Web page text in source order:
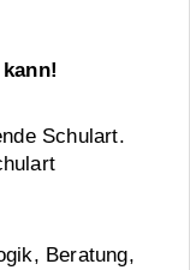
Schulart.
Beratung,